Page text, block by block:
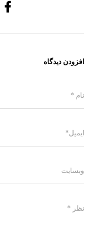
افزودن دیدگاه